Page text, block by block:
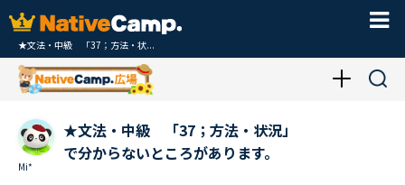
★文法・中級 「37；方法・状...
Mi*
★文法・中級 「37；方法・状況」
で分からないところがあります。